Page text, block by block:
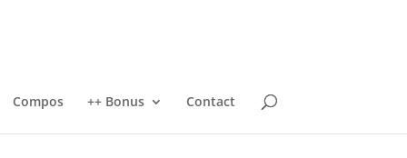
Compos ++ Bonus Contact